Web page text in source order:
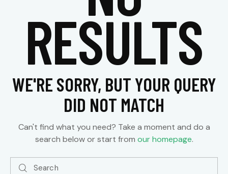
RESULTS
WE'RE SORRY, BUT YOUR QUERY
DID NOT MATCH
Can't find what you need? Take a moment and do a
search below or start from our homepage.